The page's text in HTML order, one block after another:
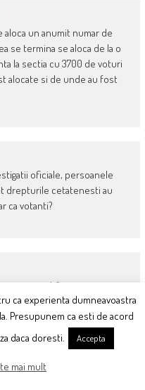
un anumit numar de
se termina se aloca de la o
la sectia cu 3700 de voturi
alocate si de unde au fost
oficiale, persoanele
drepturile cetatenesti au
ca votanti?
au zis ca numara
ca numara bej-ul. Parca
il da bej-ul catre aia 9 dupa
Acu se numara, pana
bilet la avion, nu cred ca
ca experienta dumneavoastra
Presupunem ca esti de acord
daca doresti.
Accepta
mai mult